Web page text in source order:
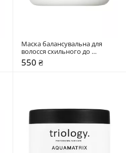
Маска балансувальна для
волосся схильного до
жирності Triology. Sebobalance
550 ₴